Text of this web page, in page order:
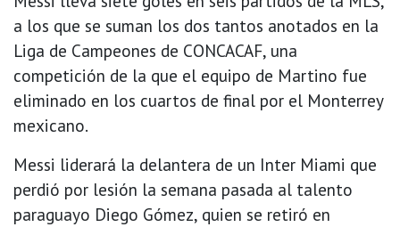
a los que se suman los dos tantos anotados en la
Liga de Campeones de CONCACAF, una
competición de la que el equipo de Martino fue
eliminado en los cuartos de final por el Monterrey
mexicano.
Messi liderará la delantera de un Inter Miami que
perdió por lesión la semana pasada al talento
paraguayo Diego Gómez, quien se retiró en